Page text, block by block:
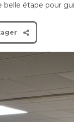
belle étape pour